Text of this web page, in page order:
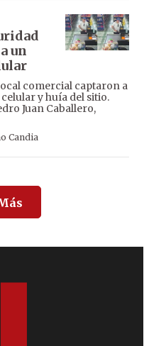
un
comercial captaron a
y huía del sitio.
Juan Caballero,
Candia